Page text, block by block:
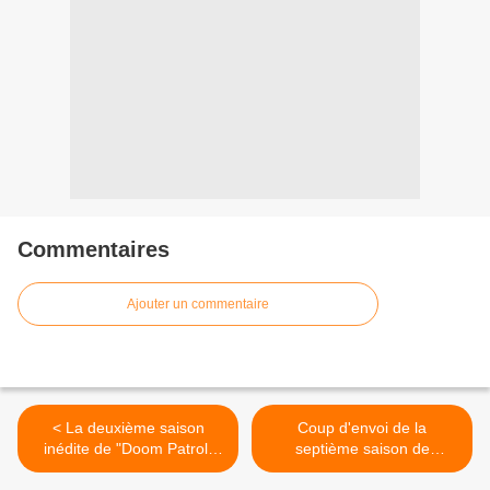
Commentaires
Ajouter un commentaire
< La deuxième saison
inédite de "Doom Patrol"
diffusée dès ce soir sur Syfy
Coup d'envoi de la
septième saison de
"Prodiges" ce soir sur